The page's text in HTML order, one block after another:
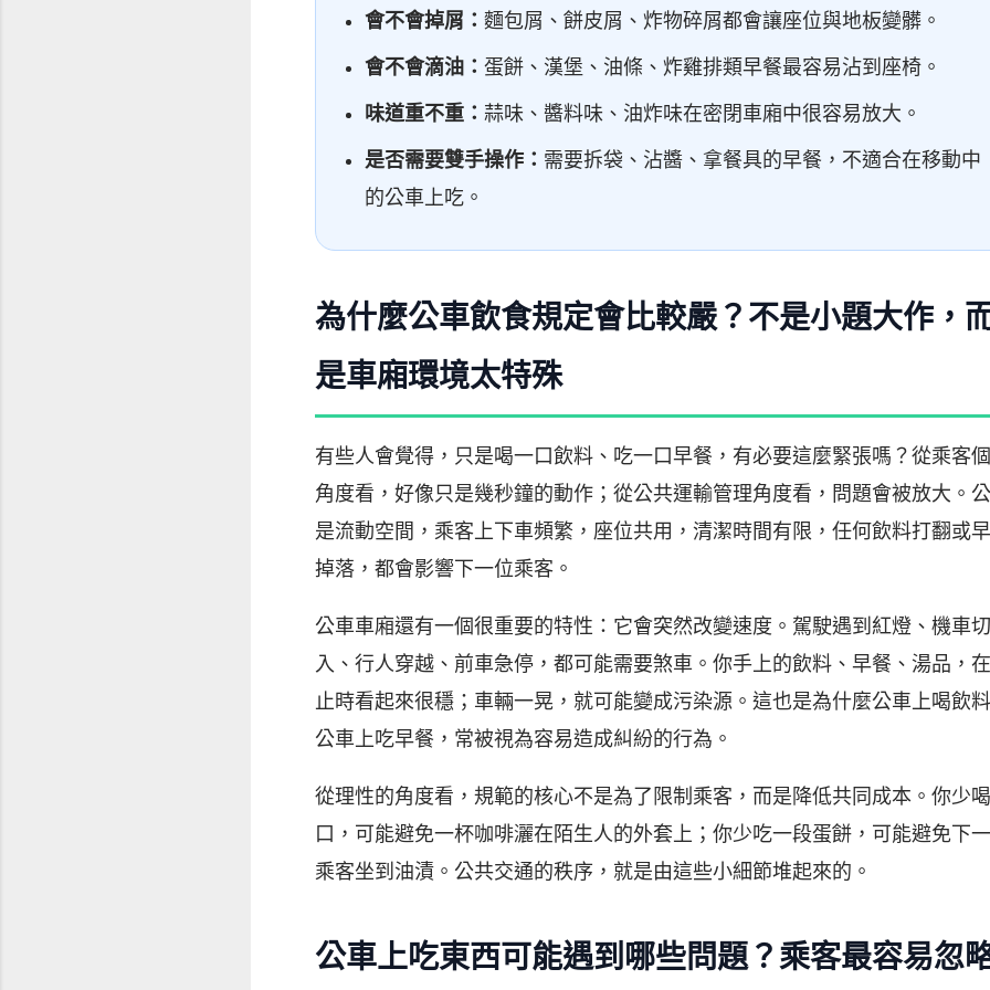
會不會掉屑： 麵包屑、餅皮屑、炸物碎屑都會讓座位與地板變髒。
會不會滴油： 蛋餅、漢堡、油條、炸雞排類早餐最容易沾到座椅。
味道重不重： 蒜味、醬料味、油炸味在密閉車廂中很容易放大。
是否需要雙手操作： 需要拆袋、沾醬、拿餐具的早餐，不適合在移動中
的公車上吃。
為什麼公車飲食規定會比較嚴？不是小題大作，
是車廂環境太特殊
有些人會覺得，只是喝一口飲料、吃一口早餐，有必要這麼緊張嗎？從乘客
角度看，好像只是幾秒鐘的動作；從公共運輸管理角度看，問題會被放大。
是流動空間，乘客上下車頻繁，座位共用，清潔時間有限，任何飲料打翻或
掉落，都會影響下一位乘客。
公車車廂還有一個很重要的特性：它會突然改變速度。駕駛遇到紅燈、機車切
入、行人穿越、前車急停，都可能需要煞車。你手上的飲料、早餐、湯品，
止時看起來很穩；車輛一晃，就可能變成污染源。這也是為什麼公車上喝飲料
公車上吃早餐，常被視為容易造成糾紛的行為。
從理性的角度看，規範的核心不是為了限制乘客，而是降低共同成本。你少
口，可能避免一杯咖啡灑在陌生人的外套上；你少吃一段蛋餅，可能避免下
乘客坐到油漬。公共交通的秩序，就是由這些小細節堆起來的。
公車上吃東西可能遇到哪些問題？乘客最容易忽